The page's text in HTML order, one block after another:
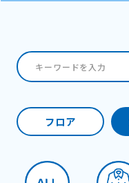
フロア